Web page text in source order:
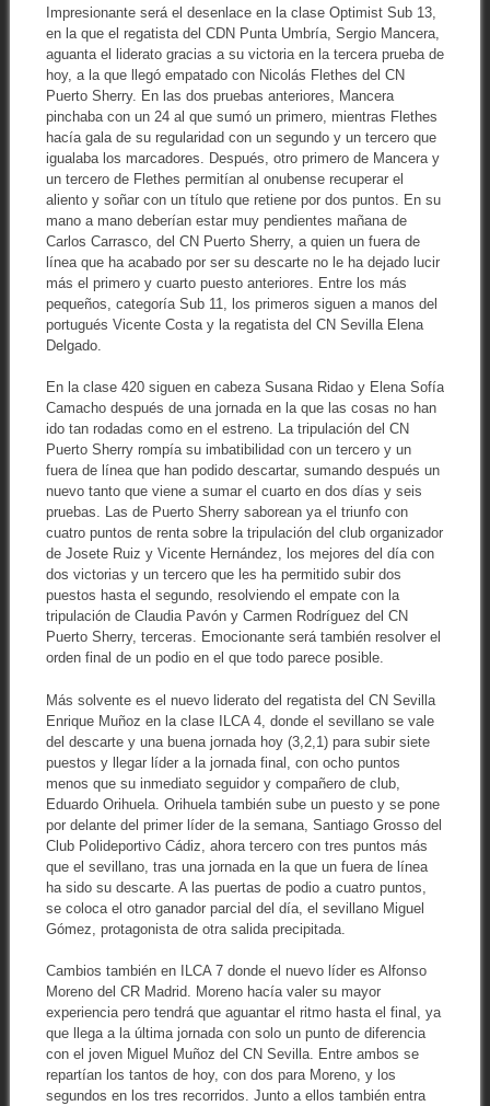
Impresionante será el desenlace en la clase Optimist Sub 13,
en la que el regatista del CDN Punta Umbría, Sergio Mancera,
aguanta el liderato gracias a su victoria en la tercera prueba de
hoy, a la que llegó empatado con Nicolás Flethes del CN
Puerto Sherry. En las dos pruebas anteriores, Mancera
pinchaba con un 24 al que sumó un primero, mientras Flethes
hacía gala de su regularidad con un segundo y un tercero que
igualaba los marcadores. Después, otro primero de Mancera y
un tercero de Flethes permitían al onubense recuperar el
aliento y soñar con un título que retiene por dos puntos. En su
mano a mano deberían estar muy pendientes mañana de
Carlos Carrasco, del CN Puerto Sherry, a quien un fuera de
línea que ha acabado por ser su descarte no le ha dejado lucir
más el primero y cuarto puesto anteriores. Entre los más
pequeños, categoría Sub 11, los primeros siguen a manos del
portugués Vicente Costa y la regatista del CN Sevilla Elena
Delgado.
En la clase 420 siguen en cabeza Susana Ridao y Elena Sofía
Camacho después de una jornada en la que las cosas no han
ido tan rodadas como en el estreno. La tripulación del CN
Puerto Sherry rompía su imbatibilidad con un tercero y un
fuera de línea que han podido descartar, sumando después un
nuevo tanto que viene a sumar el cuarto en dos días y seis
pruebas. Las de Puerto Sherry saborean ya el triunfo con
cuatro puntos de renta sobre la tripulación del club organizador
de Josete Ruiz y Vicente Hernández, los mejores del día con
dos victorias y un tercero que les ha permitido subir dos
puestos hasta el segundo, resolviendo el empate con la
tripulación de Claudia Pavón y Carmen Rodríguez del CN
Puerto Sherry, terceras. Emocionante será también resolver el
orden final de un podio en el que todo parece posible.
Más solvente es el nuevo liderato del regatista del CN Sevilla
Enrique Muñoz en la clase ILCA 4, donde el sevillano se vale
del descarte y una buena jornada hoy (3,2,1) para subir siete
puestos y llegar líder a la jornada final, con ocho puntos
menos que su inmediato seguidor y compañero de club,
Eduardo Orihuela. Orihuela también sube un puesto y se pone
por delante del primer líder de la semana, Santiago Grosso del
Club Polideportivo Cádiz, ahora tercero con tres puntos más
que el sevillano, tras una jornada en la que un fuera de línea
ha sido su descarte. A las puertas de podio a cuatro puntos,
se coloca el otro ganador parcial del día, el sevillano Miguel
Gómez, protagonista de otra salida precipitada.
Cambios también en ILCA 7 donde el nuevo líder es Alfonso
Moreno del CR Madrid. Moreno hacía valer su mayor
experiencia pero tendrá que aguantar el ritmo hasta el final, ya
que llega a la última jornada con solo un punto de diferencia
con el joven Miguel Muñoz del CN Sevilla. Entre ambos se
repartían los tantos de hoy, con dos para Moreno, y los
segundos en los tres recorridos. Junto a ellos también entra